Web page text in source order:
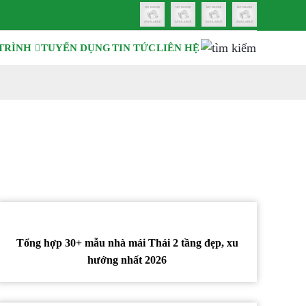
TUYỂN DỤNGTIN TỨCLIÊN HỆ
Tổng hợp 30+ mẫu nhà mái Thái 2 tầng đẹp, xu
hướng nhất 2026